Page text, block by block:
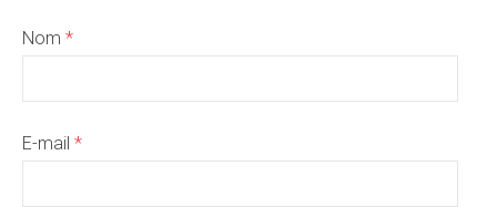
Nom *
E-mail *